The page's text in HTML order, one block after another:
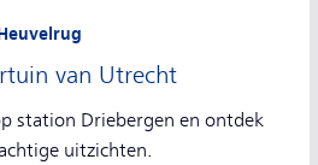
van Utrecht
station Driebergen en ontdek
uitzichten.